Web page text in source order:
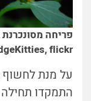
פריחה
flickr)
על מנת לחשוף